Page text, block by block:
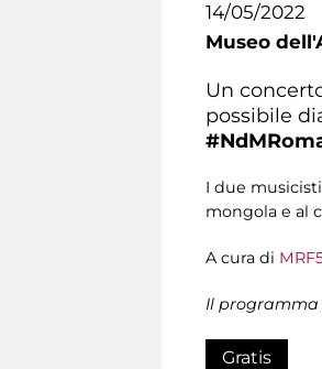
14/05/2022
Museo
Un
possibile
I due
mongola e al
A cura di
Il
Gratis